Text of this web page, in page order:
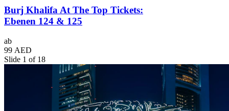
Burj Khalifa At The Top Tickets:
Ebenen 124 & 125
ab
99 AED
Slide 1 of 18